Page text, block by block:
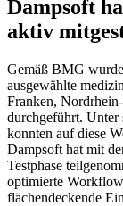
Dampsoft
aktiv
Gemäß BMG
ausgewählte
Franken,
durchgeführt. Unter
konnten auf diese
Dampsoft hat mit
Testphase
optimierte
flächendeckende